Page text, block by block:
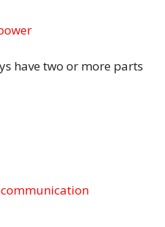
have two or more parts